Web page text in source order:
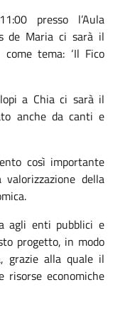
presso l’Aula
de Maria ci sarà il
tema: ‘Il Fico
a Chia ci sarà il
anche da canti e
così importante
della
agli enti pubblici e
progetto, in modo
grazie alla quale il
risorse economiche